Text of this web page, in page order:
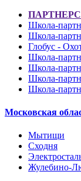
Школа-
Школа-
Глобус -
Школа-
Школа-
Школа-
Школа-
Московская
Мытищи
Сходня
Жулебино-